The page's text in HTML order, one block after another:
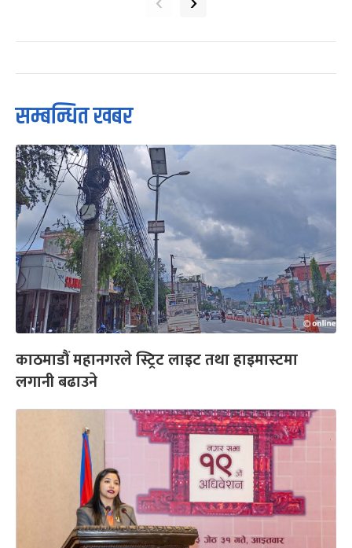
सम्बन्धित खबर
काठमाडौं महानगरले स्ट्रिट लाइट तथा हाइमास्टमा
लगानी बढाउने